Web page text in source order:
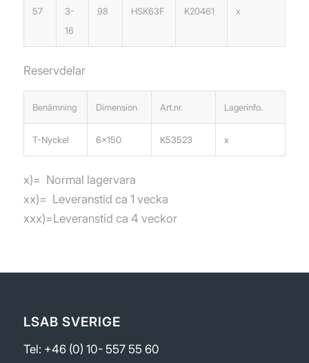
57
3-
16
98 HSK63F K20461 x
Reservdelar
Benämning Dimension Art.nr. Lagerinfo.
T-Nyckel 6×150 K53523 x
x)= Normal lagervara
xx)= Leveranstid ca 1 vecka
xxx)=Leveranstid ca 4 veckor
LSAB SVERIGE
Tel: +46 (0) 10- 557 55 60